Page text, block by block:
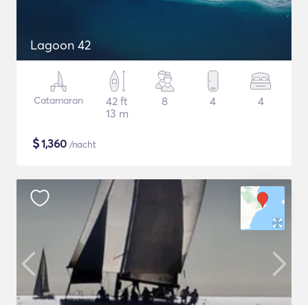
Lagoon 42
Catamaran
42 ft
13 m
8 4 4
$1,360 /nacht